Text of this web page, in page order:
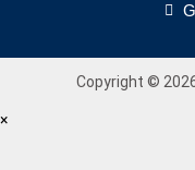
Copyright ©
×